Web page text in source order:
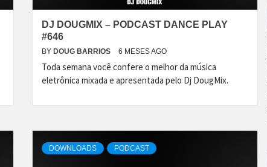
DJ DOUGMIX – PODCAST DANCE PLAY
#646
BY DOUG BARRIOS 6 MESES AGO
Toda semana você confere o melhor da música
eletrônica mixada e apresentada pelo Dj DougMix.
DOWNLOADS PODCAST